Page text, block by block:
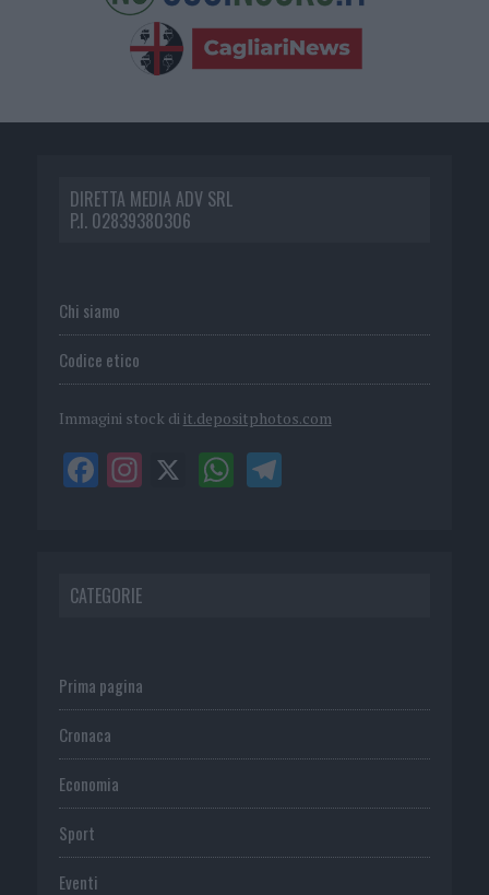
DIRETTA MEDIA ADV SRL
P.I. 02839380306
Chi siamo
Codice etico
Immagini stock di it.depositphotos.com
CATEGORIE
Prima pagina
Cronaca
Economia
Sport
Eventi